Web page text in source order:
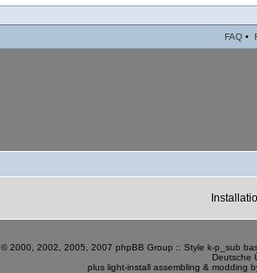
FAQ •
© 2000, 2002, 2005, 2007 phpBB Group :: Style k-p_sub
Deutsche
plus light-install assembling & modding